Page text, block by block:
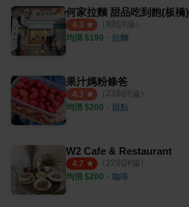
何家拉麵 甜品吃到飽(板橋)
4.3 （ 8則評論）
均消 $190 ・ 拉麵
果汁媽粉條爸
4.3 （ 23則評論）
均消 $200 ・ 甜點
W2 Cafe & Restaurant
4.7 （ 22則評論）
均消 $200 ・ 咖啡